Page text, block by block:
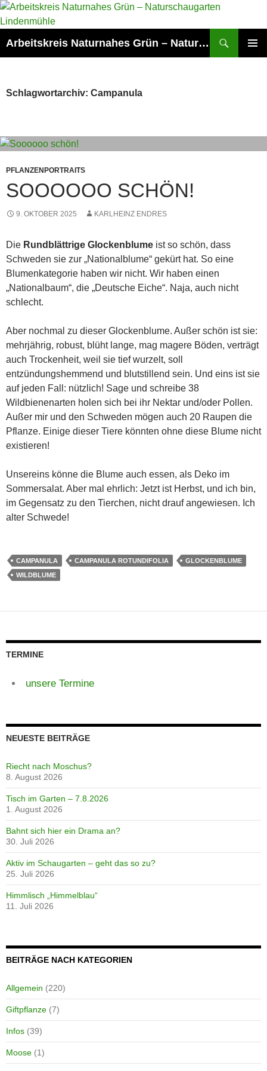
Zum
Inhalt
Arbeitskreis Naturnahes Grün – Naturschaugarten Lindenmühle
Schlagwortarchiv: Campanula
PFLANZENPORTRAITS
SOOOOOO SCHÖN!
9. OKTOBER 2025 KARLHEINZ ENDRES
Die Rundblättrige Glockenblume ist so schön, dass
Schweden sie zur „Nationalblume“ gekürt hat. So eine
Blumenkategorie haben wir nicht. Wir haben einen
„Nationalbaum“, die „Deutsche Eiche“. Naja, auch nicht
schlecht.
Aber nochmal zu dieser Glockenblume. Außer schön ist sie:
mehrjährig, robust, blüht lange, mag magere Böden, verträgt
auch Trockenheit, weil sie tief wurzelt, soll
entzündungshemmend und blutstillend sein. Und eins ist sie
auf jeden Fall: nützlich! Sage und schreibe 38
Wildbienenarten holen sich bei ihr Nektar und/oder Pollen.
Außer mir und den Schweden mögen auch 20 Raupen die
Pflanze. Einige dieser Tiere könnten ohne diese Blume nicht
existieren!
Unsereins könne die Blume auch essen, als Deko im
Sommersalat. Aber mal ehrlich: Jetzt ist Herbst, und ich bin,
im Gegensatz zu den Tierchen, nicht drauf angewiesen. Ich
alter Schwede!
CAMPANULA CAMPANULA ROTUNDIFOLIA
GLOCKENBLUME
WILDBLUME
TERMINE
unsere Termine
NEUESTE BEITRÄGE
Riecht nach Moschus?
8. August 2026
Tisch im Garten – 7.8.2026
1. August 2026
Bahnt sich hier ein Drama an?
30. Juli 2026
Aktiv im Schaugarten – geht das so zu?
25. Juli 2026
Himmlisch „Himmelblau“
11. Juli 2026
BEITRÄGE NACH KATEGORIEN
Allgemein (220)
Giftpflanze (7)
Infos (39)
Moose (1)